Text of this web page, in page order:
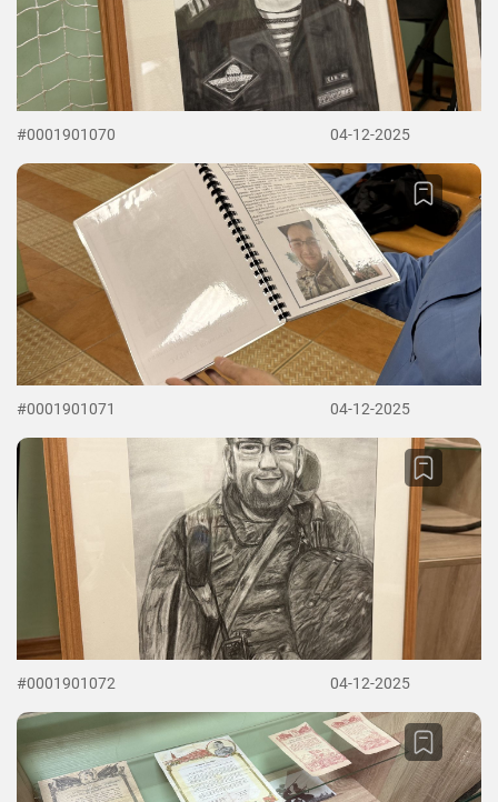
#0001901070 04-12-2025
#0001901071 04-12-2025
#0001901072 04-12-2025